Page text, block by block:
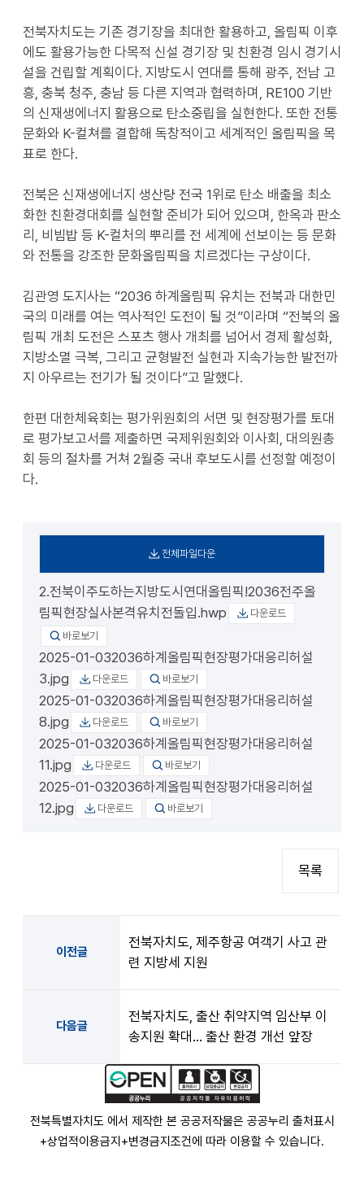
전북자치도는 기존 경기장을 최대한 활용하고, 올림픽 이후
에도 활용가능한 다목적 신설 경기장 및 친환경 임시 경기시
설을 건립할 계획이다. 지방도시 연대를 통해 광주, 전남 고
흥, 충북 청주, 충남 등 다른 지역과 협력하며, RE100 기반
의 신재생에너지 활용으로 탄소중립을 실현한다. 또한 전통
문화와 K-컬쳐를 결합해 독창적이고 세계적인 올림픽을 목
표로 한다.
전북은 신재생에너지 생산량 전국 1위로 탄소 배출을 최소
화한 친환경대회를 실현할 준비가 되어 있으며, 한옥과 판소
리, 비빔밥 등 K-컬처의 뿌리를 전 세계에 선보이는 등 문화
와 전통을 강조한 문화올림픽을 치르겠다는 구상이다.
김관영 도지사는 “2036 하계올림픽 유치는 전북과 대한민
국의 미래를 여는 역사적인 도전이 될 것”이라며 “전북의 올
림픽 개최 도전은 스포츠 행사 개최를 넘어서 경제 활성화,
지방소멸 극복, 그리고 균형발전 실현과 지속가능한 발전까
지 아우르는 전기가 될 것이다”고 말했다.
한편 대한체육회는 평가위원회의 서면 및 현장평가를 토대
로 평가보고서를 제출하면 국제위원회와 이사회, 대의원총
회 등의 절차를 거쳐 2월중 국내 후보도시를 선정할 예정이
다.
전체파일다운
2.전북이주도하는지방도시연대올림픽!2036전주올
림픽현장실사본격유치전돌입.hwp
다운로드
바로보기
2025-01-032036하계올림픽현장평가대응리허설
3.jpg
다운로드 바로보기
2025-01-032036하계올림픽현장평가대응리허설
8.jpg
다운로드 바로보기
2025-01-032036하계올림픽현장평가대응리허설
11.jpg
다운로드 바로보기
2025-01-032036하계올림픽현장평가대응리허설
12.jpg
다운로드 바로보기
목록
이전글
전북자치도, 제주항공 여객기 사고 관
련 지방세 지원
다음글
전북자치도, 출산 취약지역 임산부 이
송지원 확대… 출산 환경 개선 앞장
전북특별자치도 에서 제작한 본 공공저작물은 공공누리 출처표시
+상업적이용금지+변경금지 조건에 따라 이용할 수 있습니다.